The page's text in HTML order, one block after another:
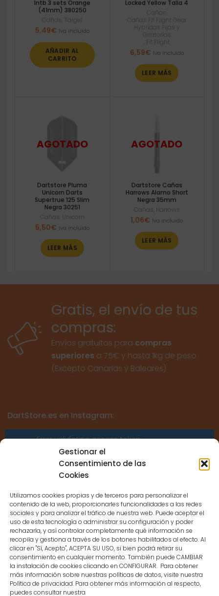
Gestionar el
Consentimiento de las
Cookies
Utilizamos cookies propias y de terceros para personalizar el
contenido de la web, proporcionarles funcionalidades a las redes
sociales y para analizar el tráfico de nuestra web. Puede aceptar el
uso de esta tecnología o administrar su configuración y poder
rechazarla, y así controlar completamente qué información se
recopila y gestiona a través de los botones habilitados al efecto. Al
clicar en "Sí, Acepto", ACEPTA SU USO, si bien podrá retirar su
consentimiento en cualquier momento. También puede CAMBIAR
la instalación de cookies clicando en CONFIGURAR. Para obtener
más información sobre nuestras políticas de datos, visite nuestra
Política de privacidad. Para obtener más información al respecto,
puedes consultar nuestra
Intb 3 sets Orange
(41mm) 380250
Cañas Target
5,49€ Iva incluido
AÑADIR AL
CARRITO
Locked Yellow Talla 4
Cañas
Cañas Fit Flight Gear
Hybridas Fijas y
Giratorias
Fit Flight
6,59€ Iva incluido
LEER MÁS
Dartstore Pluma
Unicorn Darts
Supertrue 125 Slim
Negra 30251
Cañas Unicorn
5,50€ Iva incluido
LEER MÁS
Dartstore Cañas
Harrows Alamo Short
Negra 35mm
Cañas Harrows
1,06€ Iva incluido
LEER MÁS
Gratis, el envío de tus
compras:
Envíos gratuitos para compras
superiores a 75€ y hasta 1kg de peso.
(Excepto Canarias y Baleares)
DartStore.es en Instagram:
Error validating access token:
Sessions for the user are not allowed
because the user is not a confirmed
CONTACTO
MENÚ PRINCIPAL
MI CUENTA